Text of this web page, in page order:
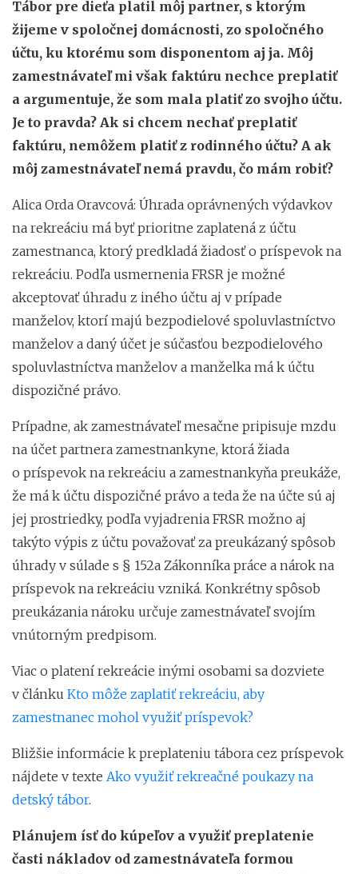
Tábor pre dieťa platil môj partner, s ktorým
žijeme v spoločnej domácnosti, zo spoločného
účtu, ku ktorému som disponentom aj ja. Môj
zamestnávateľ mi však faktúru nechce preplatiť
a argumentuje, že som mala platiť zo svojho účtu.
Je to pravda? Ak si chcem nechať preplatiť
faktúru, nemôžem platiť z rodinného účtu? A ak
môj zamestnávateľ nemá pravdu, čo mám robiť?
Alica Orda Oravcová: Úhrada oprávnených výdavkov
na rekreáciu má byť prioritne zaplatená z účtu
zamestnanca, ktorý predkladá žiadosť o príspevok na
rekreáciu. Podľa usmernenia FRSR je možné
akceptovať úhradu z iného účtu aj v prípade
manželov, ktorí majú bezpodielové spoluvlastníctvo
manželov a daný účet je súčasťou bezpodielového
spoluvlastníctva manželov a manželka má k účtu
dispozičné právo.
Prípadne, ak zamestnávateľ mesačne pripisuje mzdu
na účet partnera zamestnankyne, ktorá žiada
o príspevok na rekreáciu a zamestnankyňa preukáže,
že má k účtu dispozičné právo a teda že na účte sú aj
jej prostriedky, podľa vyjadrenia FRSR možno aj
takýto výpis z účtu považovať za preukázaný spôsob
úhrady v súlade s § 152a Zákonníka práce a nárok na
príspevok na rekreáciu vzniká. Konkrétny spôsob
preukázania nároku určuje zamestnávateľ svojím
vnútorným predpisom.
Viac o platení rekreácie inými osobami sa dozviete
v článku Kto môže zaplatiť rekreáciu, aby
zamestnanec mohol využiť príspevok?
Bližšie informácie k preplateniu tábora cez príspevok
nájdete v texte Ako využiť rekreačné poukazy na
detský tábor.
Plánujem ísť do kúpeľov a využiť preplatenie
časti nákladov od zamestnávateľa formou